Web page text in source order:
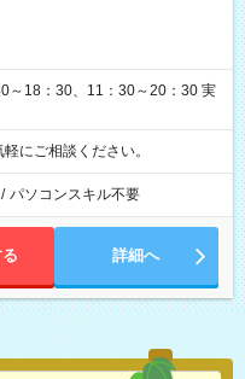
にご相談ください。
/ パソコンスキル不要
詳細へ